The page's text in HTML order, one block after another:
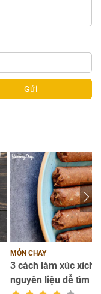
Gửi
MÓN CHAY
3 cách làm xúc xích
nguyên liệu dễ tìm